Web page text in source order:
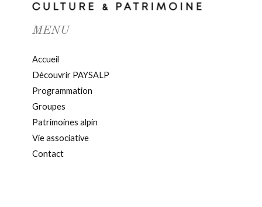
MENU
Accueil
Découvrir PAYSALP
Programmation
Groupes
Patrimoines alpin
Vie associative
Contact